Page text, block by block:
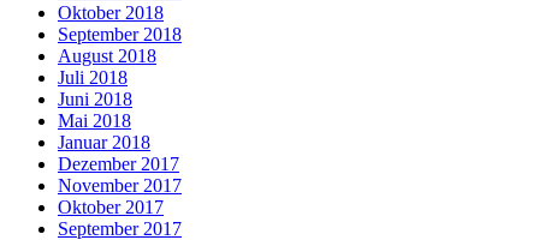
Oktober 2018
September 2018
August 2018
Juli 2018
Juni 2018
Mai 2018
Januar 2018
Dezember 2017
November 2017
Oktober 2017
September 2017